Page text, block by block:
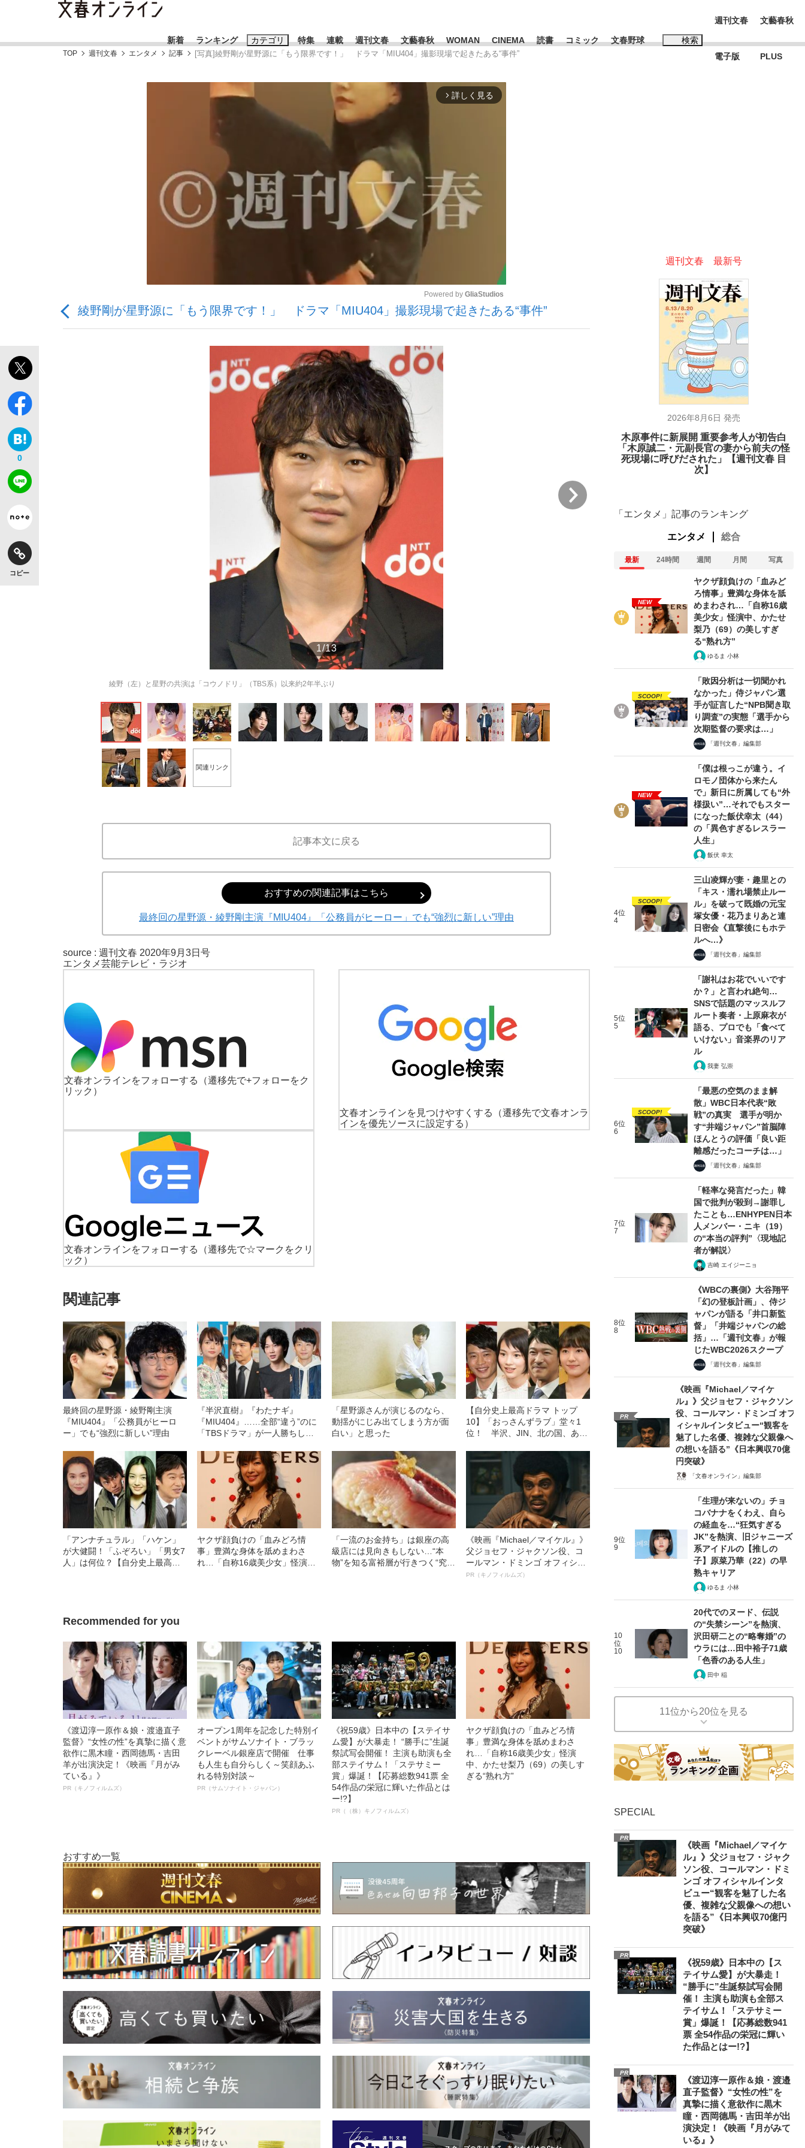
新着 ランキング カテゴリ
「90%は失敗する。でも…」本田圭佑が初めて明かした日本代表監督に... 「最悪の空気のまま解散」WBC日本代表“敗戦”の真実 選手が明かす...
「敗因分析は一切聞かれなかった」侍ジャパン選手が証言した“NPB聞... 「クマが悪者扱いされているのが悲しい」『北の国から』倉本聰氏（91...
「目標達成できなかったからと言って…」サッカー日本代表・森保一監督...
もっと見る
特集
キングの誕生を、目撃せよ。
いまさら聞けない資産運用のすべて
もっと見る
連載 週刊文春 文藝春秋 WOMAN CINEMA 読書 コミック 文春野球 検索
おすすめのキーワードタグ一覧
#藤田晋 #高市早苗 #後藤真希 #森岡毅
#玉木雄一郎
週刊文春
電子版
文藝春秋
PLUS
TOP 週刊文春 エンタメ 記事 [写真]綾野剛が星野源に「もう限界です！」 ドラマ「MIU404」撮影現場で起きたある“事件”
arrow_forward_ios 詳しく見る
Mute
Powered by GliaStudios
綾野剛が星野源に「もう限界です！」 ドラマ「MIU404」撮影現場で起きたある“事件”
0
コピー
1/13
綾野（左）と星野の共演は「コウノドリ」（TBS系）以来約2年半ぶり
2/13
関連リンク
記事本文に戻る
おすすめの関連記事はこちら
最終回の星野源・綾野剛主演『MIU404』「公務員がヒーロー」でも“強烈に新しい”理由
source : 週刊文春 2020年9月3日号
エンタメ芸能テレビ・ラジオ
文春オンラインをフォローする
（遷移先で+フォローをク
リック）
文春オンラインを見つけやすくする
（遷移先で文春オンラ
インを優先ソースに設定する）
文春オンラインをフォローする
（遷移先で☆マークをクリ
ック）
関連記事
最終回の星野源・綾野剛主演
『MIU404』「公務員がヒーロ
ー」でも“強烈に新しい”理由
『半沢直樹』『わたナギ』
『MIU404』……全部“違う”のに
「TBSドラマ」が一人勝ちして
「星野源さんが演じるのなら、
動揺がにじみ出てしまう方が面
白い」と思った
【自分史上最高ドラマ トップ
10】「おっさんずラブ」堂々1
位！ 半沢、JIN、北の国、あま
「アンナチュラル」「ハケン」
が大健闘！「ふぞろい」「男女7
人」は何位？【自分史上最高ド
ヤクザ顔負けの「血みどろ情
事」豊満な身体を舐めまわさ
れ…「自称16歳美少女」怪演
「一流のお金持ち」は銀座の高
級店には見向きもしない…“本
物”を知る富裕層が行きつく“究極
《映画『Michael／マイケル』》
父ジョセフ・ジャクソン役、コ
ールマン・ドミンゴ オフィシャ
ルインタビュー“観客を魅了した
PR（キノフィルムズ）
Recommended for you
《渡辺淳一原作＆娘・渡邉直子
監督》“女性の性”を真摯に描く意
欲作に黒木瞳・西岡德馬・吉田
羊が出演決定！《映画『月がみ
ている』》
PR（キノフィルムズ）
オープン1周年を記念した特別イ
ベントがサムソナイト・ブラッ
クレーベル銀座店で開催 仕事
も人生も自分らしく～笑顔あふ
れる特別対談～
PR（サムソナイト・ジャパン）
《祝59歳》日本中の【ステイサ
ム愛】が大暴走！ “勝手に”生誕
祭試写会開催！ 主演も助演も全
部ステイサム！「ステサミー
賞」爆誕！【応募総数941票 全
54作品の栄冠に輝いた作品とは
ー!?】
PR（（株）キノフィルムズ）
ヤクザ顔負けの「血みどろ情
事」豊満な身体を舐めまわさ
れ…「自称16歳美少女」怪演
中、かたせ梨乃（69）の美しす
ぎる“熟れ方”
おすすめ一覧
週刊文春 最新号
2026年8月6日 発売
木原事件に新展開 重要参考人が初告白
「木原誠二・元副長官の妻から前夫の怪
死現場に呼びだされた」【週刊文春 目
次】
「エンタメ」記事のランキング
エンタメ 総合
最新 24時間 週間 月間 写真
NEW
ヤクザ顔負けの「血みど
ろ情事」豊満な身体を舐
めまわされ…「自称16歳
美少女」怪演中、かたせ
梨乃（69）の美しすぎ
る“熟れ方”
ゆるま 小林
SCOOP!
「敗因分析は一切聞かれ
なかった」侍ジャパン選
手が証言した“NPB聞き取
り調査”の実態「選手から
次期監督の要求は…」
「週刊文春」編集部
NEW
「僕は根っこが違う。イ
ロモノ団体から来たん
で」新日に所属しても“外
様扱い”…それでもスター
になった飯伏幸太（44）
の「異色すぎるレスラー
人生」
飯伏 幸太
4位
4
SCOOP!
三山凌輝が妻・趣里との
「キス・濡れ場禁止ルー
ル」を破って既婚の元宝
塚女優・花乃まりあと連
日密会《直撃後にもホテ
ルへ…》
「週刊文春」編集部
5位
5
「謝礼はお花でいいです
か？」と言われ絶句…
SNSで話題のマッスルフ
ルート奏者・上原麻衣が
語る、プロでも「食べて
いけない」音楽界のリア
ル
我妻 弘崇
6位
6
SCOOP!
「最悪の空気のまま解
散」WBC日本代表“敗
戦”の真実 選手が明か
す“井端ジャパン”首脳陣
ほんとうの評価「良い距
離感だったコーチは…」
「週刊文春」編集部
7位
7
「軽率な発言だった」韓
国で批判が殺到→謝罪し
たことも…ENHYPEN日本
人メンバー・ニキ（19）
の“本当の評判”〈現地記
者が解説〉
吉崎 エイジーニョ
8位
8
《WBCの裏側》大谷翔平
「幻の登板計画」、侍ジ
ャパンが語る「井口新監
督」「井端ジャパンの総
括」…「週刊文春」が報
じたWBC2026スクープ
「週刊文春」編集部
PR
《映画『Michael／マイケ
ル』》父ジョセフ・ジャクソン
役、コールマン・ドミンゴ オフ
ィシャルインタビュー“観客を
魅了した名優、複雑な父親像へ
の想いを語る”《日本興収70億
円突破》
「文春オンライン」編集部
9位
9
「生理が来ないの」チョ
コバナナをくわえ、自ら
の経血を…“狂気すぎる
JK”を熱演、旧ジャニーズ
系アイドルの【推しの
子】原菜乃華（22）の早
熟キャリア
ゆるま 小林
10
位
10
20代でのヌード、伝説
の“失禁シーン”を熱演、
沢田研二との“略奪婚”の
ウラには…田中裕子71歳
「色香のある人生」
田中 稲
11位から20位を見る
SPECIAL
PR
《映画『Michael／マイケ
ル』》父ジョセフ・ジャク
ソン役、コールマン・ドミ
ンゴ オフィシャルインタ
ビュー“観客を魅了した名
優、複雑な父親像への想い
を語る”《日本興収70億円
突破》
PR
《祝59歳》日本中の【ス
テイサム愛】が大暴走！
“勝手に”生誕祭試写会開
催！ 主演も助演も全部ス
テイサム！「ステサミー
賞」爆誕！【応募総数941
票 全54作品の栄冠に輝い
た作品とはー!?】
PR
《渡辺淳一原作＆娘・渡邉
直子監督》“女性の性”を
真摯に描く意欲作に黒木
瞳・西岡德馬・吉田羊が出
演決定！《映画『月がみて
いる』》